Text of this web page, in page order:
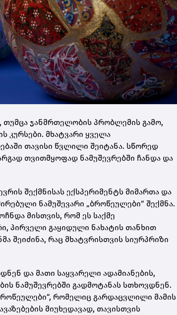
თუმცა ჯანმრთელობის პრობლემის გამო,
კურსები. მხატვარი ყველა
თავისი წვლილი შეიტანა. სწორედ
თვითმყოფად ნამუშევრებში ჩანდა და
შექმნისას ექსპერიმენტს მიმართა და
ნამუშევარი „ბროწეულები“ შექმნა.
მისთვის, რომ ეს საქმე
პირველი გაყიდული ნახატის თანხით
შეიძინა, რაც მხატვრისთვის სიურპრიზი
და მათი საყვარელი ადამიანების,
ნამუშევრებში გადმოტანას სთხოვდნენ.
რომელიც გარდაცვლილი მამის
მიუხედავად, თავისთვის